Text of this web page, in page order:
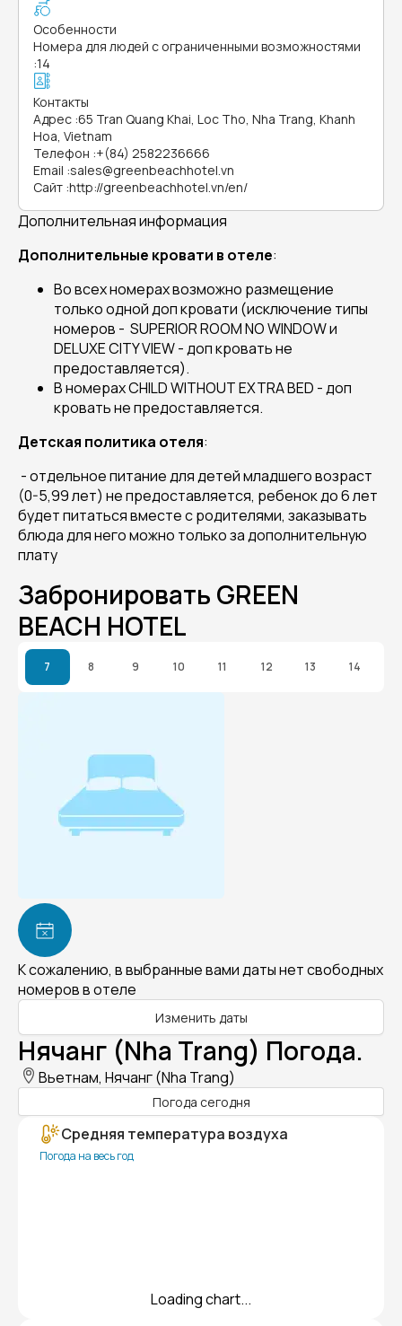
Особенности
Номера для людей с ограниченными возможностями
:14
Контакты
Адрес :65 Tran Quang Khai, Loc Tho, Nha Trang, Khanh
Hoa, Vietnam
Телефон :+(84) 2582236666
Email :sales@greenbeachhotel.vn
Сайт :http://greenbeachhotel.vn/en/
Дополнительная информация
Дополнительные кровати в отеле:
Во всех номерах возможно размещение
только одной доп кровати (исключение типы
номеров - SUPERIOR ROOM NO WINDOW и
DELUXE CITY VIEW - доп кровать не
предоставляется).
В номерах CHILD WITHOUT EXTRA BED - доп
кровать не предоставляется.
Детская политика отеля:
- отдельное питание для детей младшего возраст
(0-5,99 лет) не предоставляется, ребенок до 6 лет
будет питаться вместе с родителями, заказывать
блюда для него можно только за дополнительную
плату
Забронировать GREEN
BEACH HOTEL
7 8 9 10 11 12 13 14
К сожалению, в выбранные вами даты нет свободных
номеров в отеле
Изменить даты
Нячанг (Nha Trang) Погода.
Вьетнам, Нячанг (Nha Trang)
Погода сегодня
Средняя температура воздуха
Погода на весь год
Loading chart...